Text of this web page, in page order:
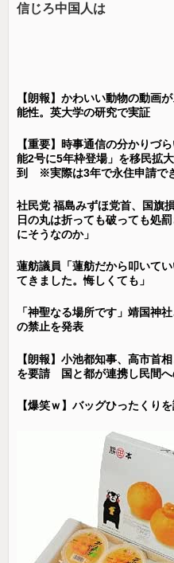
信じろ中国人は
【朗報】かわいい動物の動画
能性。英大学の研究で実証
【重要】時事通信の分かりづ
能2号に5年枠登場」を移民拡
到 ※実際は3年で永住申請で
社民党 福島みずほ党首、国旗
日の丸は折っても破っても処
にそうなのか」
蓮舫議員「蓮舫だから叩いて
てきました。悔しくても」
「神聖なる場所です」靖国神
の禁止を発表
【朗報】小池都知事、高市首
を要請 国と都が連携し民間
【爆笑ｗ】バッグひったくり